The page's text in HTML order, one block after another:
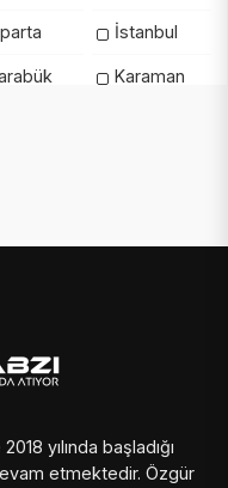
İstanbul
Karaman
Muş
Yozgat
yılında başladığı
etmektedir. Özgür